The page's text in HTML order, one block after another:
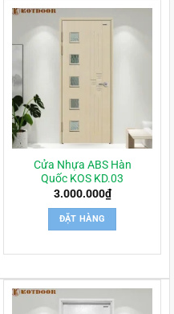
Cửa Nhựa ABS Hàn
Quốc KOS KD.03
3.000.000₫
ĐẶT HÀNG